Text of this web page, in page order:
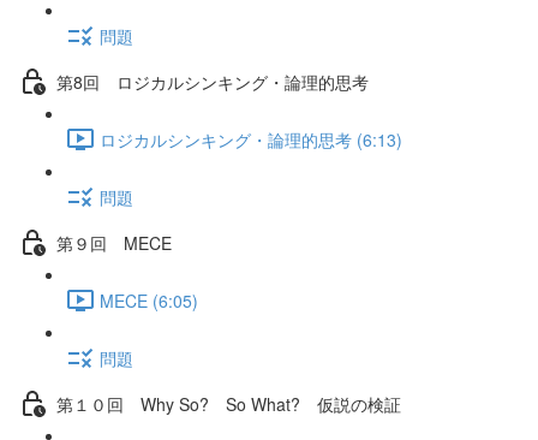
問題
第8回 ロジカルシンキング・論理的思考
ロジカルシンキング・論理的思考 (6:13)
問題
第９回 MECE
MECE (6:05)
問題
第１０回 Why So? So What? 仮説の検証